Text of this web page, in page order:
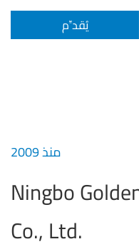
منذ 2009
Ningbo
Co., Ltd.